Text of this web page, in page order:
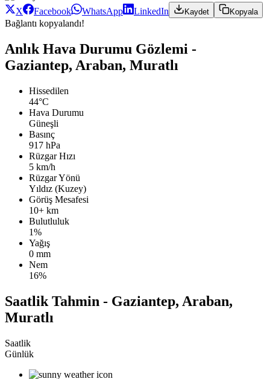
X Facebook WhatsApp LinkedIn Kaydet Kopyala
Bağlantı kopyalandı!
Anlık Hava Durumu Gözlemi -
Gaziantep, Araban, Muratlı
Hissedilen
44°C
Hava Durumu
Güneşli
Basınç
917 hPa
Rüzgar Hızı
5 km/h
Rüzgar Yönü
Yıldız (Kuzey)
Görüş Mesafesi
10+ km
Bulutluluk
1%
Yağış
0 mm
Nem
16%
Saatlik Tahmin - Gaziantep, Araban,
Muratlı
Saatlik
Günlük